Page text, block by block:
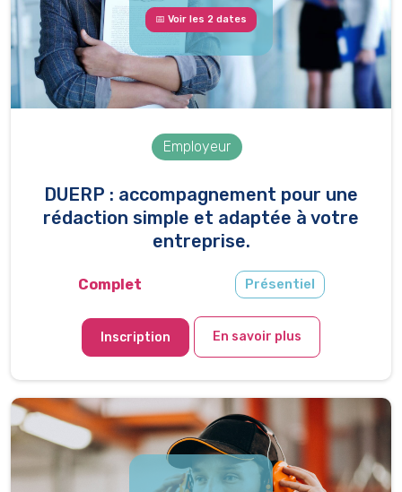
📅 Voir les 2 dates
Employeur
DUERP : accompagnement pour une
rédaction simple et adaptée à votre
entreprise.
Complet Présentiel
Inscription En savoir plus